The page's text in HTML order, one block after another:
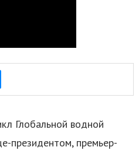
Глобальной водной
президентом, премьер-